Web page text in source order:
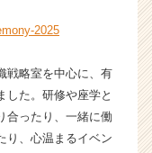
2025
戦略室を中心に、有
した。研修や座学と
合ったり、一緒に働
り、心温まるイベン